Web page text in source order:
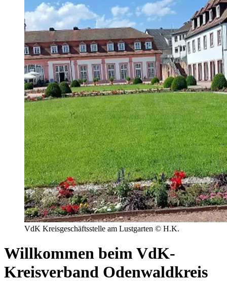
VdK Kreisgeschäftsstelle am Lustgarten © H.K.
Willkommen beim VdK-
Kreisverband Odenwaldkreis